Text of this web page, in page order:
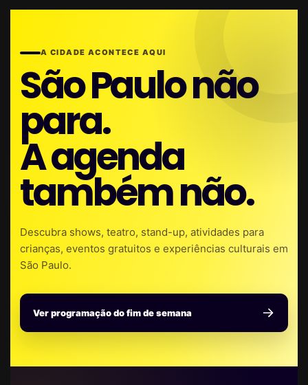
A CIDADE ACONTECE AQUI
São Paulo não
para.
A agenda
também não.
Descubra shows, teatro, stand-up, atividades para
crianças, eventos gratuitos e experiências culturais em
São Paulo.
Ver programação do fim de semana